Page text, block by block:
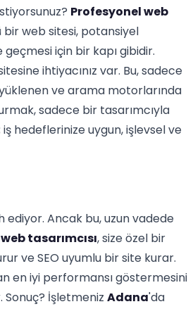
Profesyonel web
bir web sitesi, potansiyel
geçmesi için bir kapı gibidir.
ihtiyacınız var. Bu, sadece
yüklenen ve arama motorlarında
sadece bir tasarımcıyla
hedeflerinize uygun, işlevsel ve
ediyor. Ancak bu, uzun vadede
web tasarımcısı, size özel bir
ve SEO uyumlu bir site kurar.
en iyi performansı göstermesini
Sonuç? İşletmeniz Adana'da